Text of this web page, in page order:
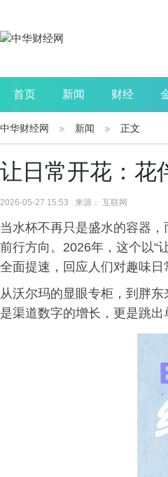
首页 新闻 财经
公司 生活 读书
中华财经网 新闻 正文
让日常开花：花
2026-05-27 15:53 来源： 互联网
当水杯不再只是盛水的容器
前行方向。2026年，这个以“
全面提速，回应人们对趣味日
从沃尔玛的显眼专柜，到胖
是渠道数字的增长，更是跳